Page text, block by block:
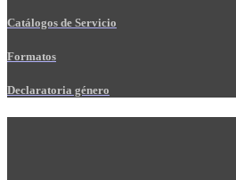
Catálogos de Servicio
Formatos
Declaratoria género